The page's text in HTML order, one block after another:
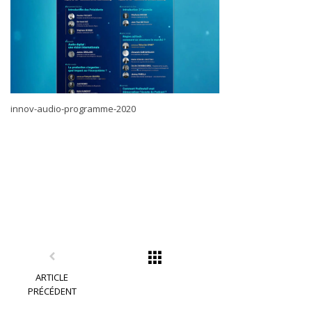
innov-audio-programme-2020
ARTICLE
PRÉCÉDENT